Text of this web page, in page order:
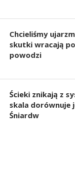
Chcieliśmy
skutki wracają
powodzi
Ścieki znikają z
skala dorównuje
Śniardw